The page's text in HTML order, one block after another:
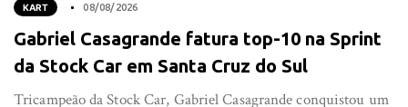
KART 08/08/2026
Gabriel Casagrande fatura top-10 na Sprint
da Stock Car em Santa Cruz do Sul
Tricampeão da Stock Car, Gabriel Casagrande conquistou um